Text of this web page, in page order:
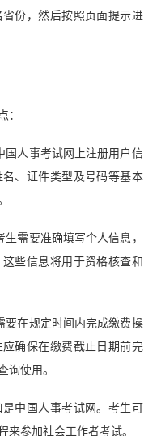
份，然后按照页面提示进
：
国人事考试网上注册用户信
、证件类型及号码等基本
需要准确填写个人信息，
些信息将用于资格核查和
要在规定时间内完成缴费操
确保在缴费截止日期前完
询使用。
中国人事考试网。考生可
来参加社会工作者考试。